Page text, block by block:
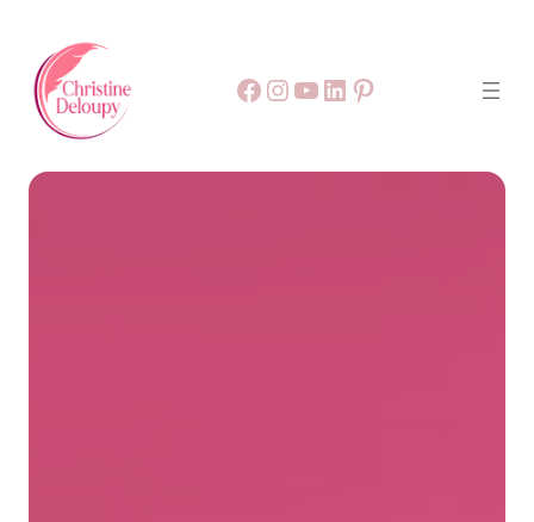
Facebook
559999LinkedIn
Pinterest